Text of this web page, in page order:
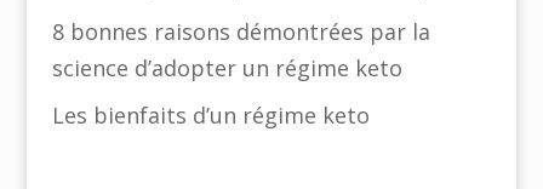
8 bonnes raisons démontrées par la
science d’adopter un régime keto
Les bienfaits d’un régime keto